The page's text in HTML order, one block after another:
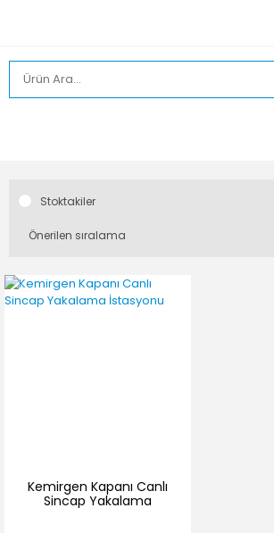
Stoktakiler
Kemirgen Kapanı Canlı
Sincap Yakalama